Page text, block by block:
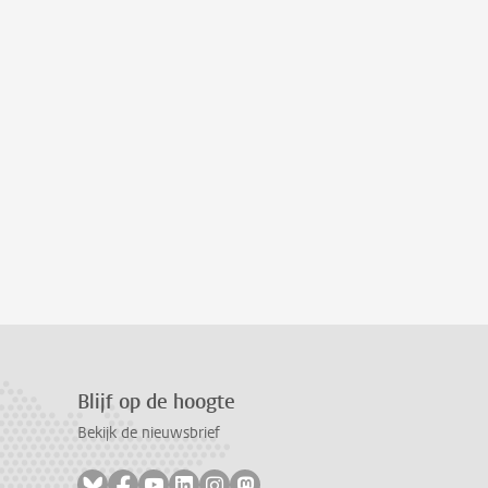
Blijf op de hoogte
Bekijk de nieuwsbrief
Volg ons op bluesky
Volg ons op facebook
Volg ons op youtube
Volg ons op linkedin
Volg ons op instagram
Volg ons op mastodon